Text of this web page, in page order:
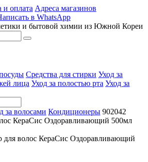
и оплата Адреса магазинов
в WhatsApp
и бытовой химии из Южной Кореи
Средства для стирки Уход за
лица Уход за полостью рта Уход за
за волосами Кондиционеры 902042
КераСис Оздоравливающий 500мл
для волос КераСис Оздоравливающий